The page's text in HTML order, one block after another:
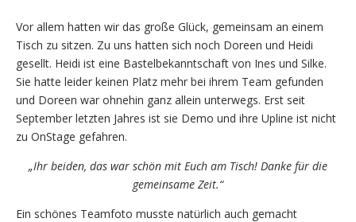
Vor allem hatten wir das große Glück, gemeinsam an einem
Tisch zu sitzen. Zu uns hatten sich noch Doreen und Heidi
gesellt. Heidi ist eine Bastelbekanntschaft von Ines und Silke.
Sie hatte leider keinen Platz mehr bei ihrem Team gefunden
und Doreen war ohnehin ganz allein unterwegs. Erst seit
September letzten Jahres ist sie Demo und ihre Upline ist nicht
zu OnStage gefahren.
„Ihr beiden, das war schön mit Euch am Tisch! Danke für die
gemeinsame Zeit.“
Ein schönes Teamfoto musste natürlich auch gemacht